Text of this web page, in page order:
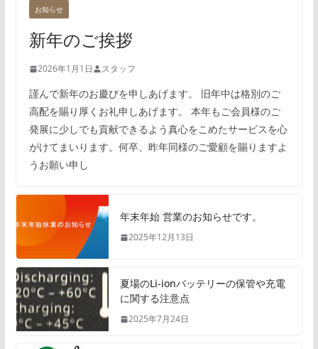
お知らせ
新年のご挨拶
2026年1月1日 スタッフ
謹んで新年のお慶びを申しあげます。 旧年中は格別のご
高配を賜り厚くお礼申しあげます。 本年もご会員様のご
発展に少しでも貢献できるよう真心をこめたサービスを心
がけてまいります。何卒、昨年同様のご愛顧を賜りますよ
うお願い申し
年末年始 営業のお知らせです。
2025年12月13日
夏場のLi-ionバッテリーの保管や充電
に関する注意点
2025年7月24日